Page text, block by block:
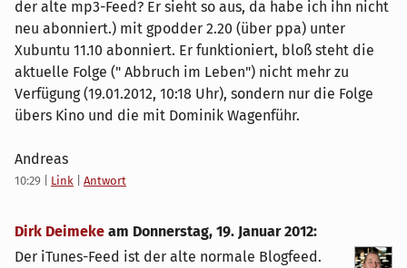
der alte mp3-Feed? Er sieht so aus, da habe ich ihn nicht
neu abonniert.) mit gpodder 2.20 (über ppa) unter
Xubuntu 11.10 abonniert. Er funktioniert, bloß steht die
aktuelle Folge (" Abbruch im Leben") nicht mehr zu
Verfügung (19.01.2012, 10:18 Uhr), sondern nur die Folge
übers Kino und die mit Dominik Wagenführ.
Andreas
10:29 Link Antwort
Dirk Deimeke am Donnerstag, 19. Januar 2012:
Der iTunes-Feed ist der alte normale Blogfeed.